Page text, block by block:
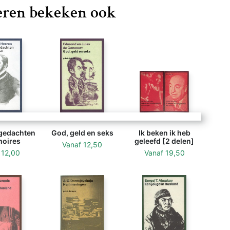
bekeken ook
12,00
God, geld en seks
Vanaf 12,50
Ik beken ik heb
geleefd [2 delen]
Vanaf 19,50